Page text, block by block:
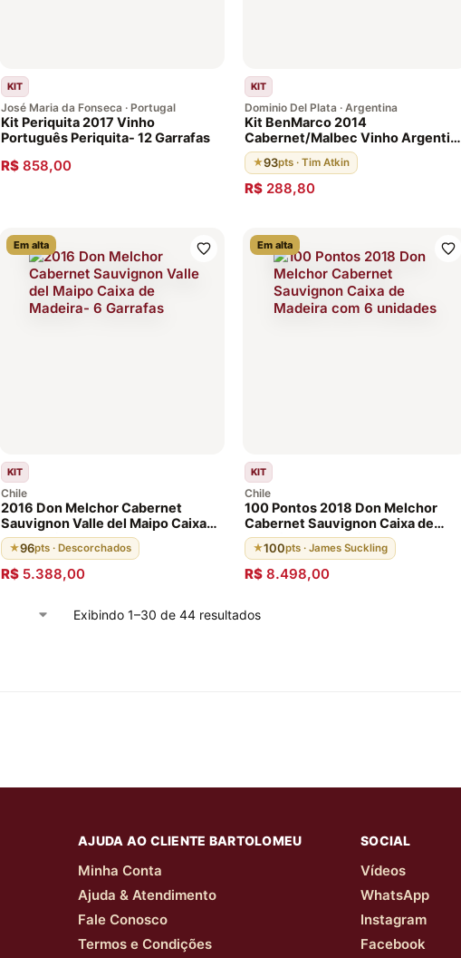
KIT
José Maria da Fonseca · Portugal
Kit Periquita 2017 Vinho
Português Periquita- 12 Garrafas
R$ 858,00
KIT
Dominio Del Plata · Argentina
Kit BenMarco 2014
Cabernet/Malbec Vinho Argentino
Susana Balbo - 2 Garrafas
★93pts · Tim Atkin
R$ 288,80
Em alta
KIT
Chile
2016 Don Melchor Cabernet
Sauvignon Valle del Maipo Caixa
de Madeira- 6 Garrafas
★96pts · Descorchados
R$ 5.388,00
Em alta
KIT
Chile
100 Pontos 2018 Don Melchor
Cabernet Sauvignon Caixa de
Madeira com 6 unidades
★100pts · James Suckling
R$ 8.498,00
Exibindo 1–30 de 44 resultados
AJUDA AO CLIENTE BARTOLOMEU
Minha Conta
Ajuda & Atendimento
Fale Conosco
Termos e Condições
SOCIAL
Vídeos
WhatsApp
Instagram
Facebook